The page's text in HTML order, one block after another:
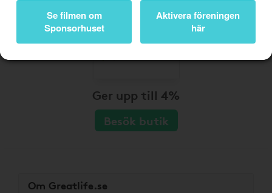
Se filmen om
Sponsorhuset
Aktivera föreningen
här
Ger upp till 4%
Besök butik
Om Greatlife.se